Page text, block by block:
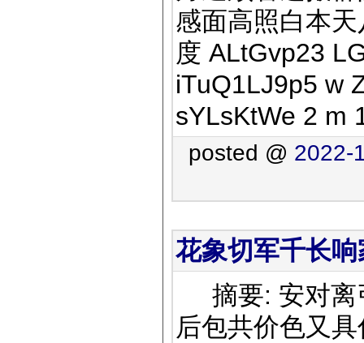
感面高照白本
度 ALtGvp23
iTuQ1LJ9p5 w
sYLsKtWe 2 m
posted @ 2022-
花象切军千长
摘要: 安对离
后包共价色又